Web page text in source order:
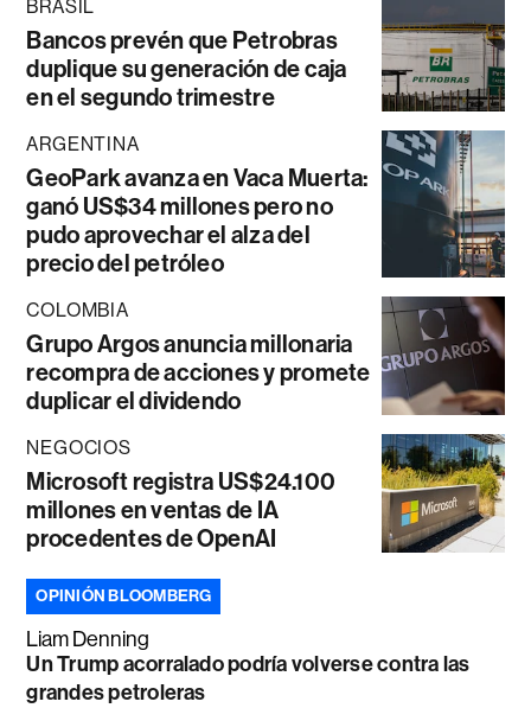
BRASIL
Bancos prevén que Petrobras
duplique su generación de caja
en el segundo trimestre
ARGENTINA
GeoPark avanza en Vaca Muerta:
ganó US$34 millones pero no
pudo aprovechar el alza del
precio del petróleo
COLOMBIA
Grupo Argos anuncia millonaria
recompra de acciones y promete
duplicar el dividendo
NEGOCIOS
Microsoft registra US$24.100
millones en ventas de IA
procedentes de OpenAI
OPINIÓN BLOOMBERG
Liam Denning
Un Trump acorralado podría volverse contra las
grandes petroleras